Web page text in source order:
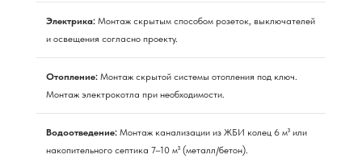
Электрика: Монтаж скрытым способом розеток, выключателей
и освещения согласно проекту.
Отопление: Монтаж скрытой системы отопления под ключ.
Монтаж электрокотла при необходимости.
Водоотведение: Монтаж канализации из ЖБИ колец 6 м³ или
накопительного септика 7–10 м³ (металл/бетон).